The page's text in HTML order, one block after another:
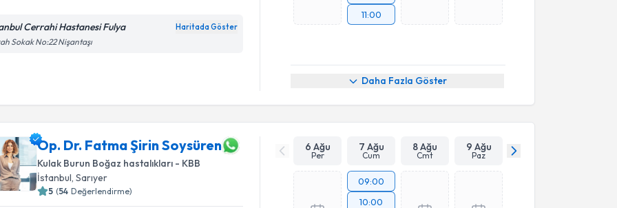
Cerrahi Hastanesi Fulya Haritada Göster
Sokak No:22 Nişantaşı
11:00
Daha Fazla Göster
Op. Dr. Fatma Şirin Soysüren
Kulak Burun Boğaz hastalıkları - KBB
İstanbul , Sarıyer
5 (54 Değerlendirme)
6 Ağu
Per
7 Ağu
Cum
8 Ağu
Cmt
9 Ağu
Paz
09:00
10:00